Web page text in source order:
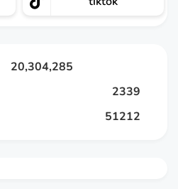
20,304,285
2339
51212